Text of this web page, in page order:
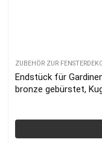
ZUBEHÖR ZUR
Endstück für
bronze gebürstet,